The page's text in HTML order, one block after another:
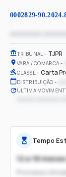
0002829-
TRIBUNAL TJPR
VARA / COMARCA
CLASSE Carta
DISTRIBUIÇÃO
ÚLTIMA
Tempo
12 a 18
Processo